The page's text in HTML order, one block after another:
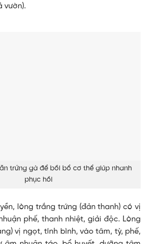
vườn).
trứng gà để bồi bổ cơ thể giúp nhanh
phục hồi
lòng trắng trứng (đản thanh) có vị
phế, thanh nhiệt, giải độc. Lòng
vị ngọt, tính bình, vào tâm, tỳ, phế,